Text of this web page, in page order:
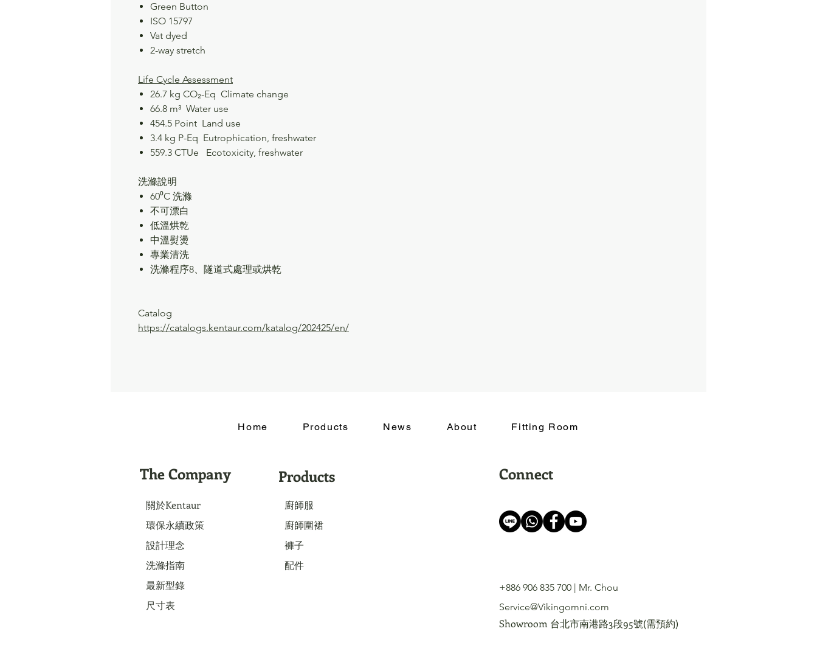
Green Button
ISO 15797
Vat dyed
2-way stretch
Life Cycle Assessment
26.7 kg CO₂-Eq Climate change
66.8 m³ Water use
454.5 Point Land use
3.4 kg P-Eq Eutrophication, freshwater
559.3 CTUe Ecotoxicity, freshwater
洗滌說明
60⁰C 洗滌
不可漂白
低溫烘乾
中溫熨燙
專業清洗
洗滌程序8、隧道式處理或烘乾
Catalog
https://catalogs.kentaur.com/katalog/202425/en/
Home Products News About Fitting Room
The Company
關於Kentaur
環保永續政策
設計理念
洗滌指南
最新型錄
尺寸表
Products
廚師服
廚師圍裙
褲子
配件
Connect
+886 906 835 700 | Mr. Chou
Service@Vikingomni.com
​Showroom 台北市南港路3段95號(需預約)